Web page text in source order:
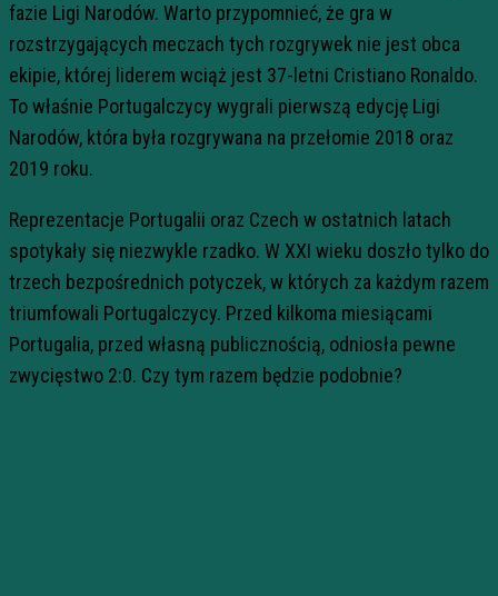
fazie Ligi Narodów. Warto przypomnieć, że gra w
rozstrzygających meczach tych rozgrywek nie jest obca
ekipie, której liderem wciąż jest 37-letni Cristiano Ronaldo.
To właśnie Portugalczycy wygrali pierwszą edycję Ligi
Narodów, która była rozgrywana na przełomie 2018 oraz
2019 roku.
Reprezentacje Portugalii oraz Czech w ostatnich latach
spotykały się niezwykle rzadko. W XXI wieku doszło tylko do
trzech bezpośrednich potyczek, w których za każdym razem
triumfowali Portugalczycy. Przed kilkoma miesiącami
Portugalia, przed własną publicznością, odniosła pewne
zwycięstwo 2:0. Czy tym razem będzie podobnie?